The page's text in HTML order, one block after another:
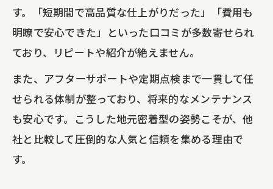
す。「短期間で高品質な仕上がりだった」「費用も
明瞭で安心できた」といった口コミが多数寄せられ
ており、リピートや紹介が絶えません。
また、アフターサポートや定期点検まで一貫して任
せられる体制が整っており、将来的なメンテナンス
も安心です。こうした地元密着型の姿勢こそが、他
社と比較して圧倒的な人気と信頼を集める理由で
す。